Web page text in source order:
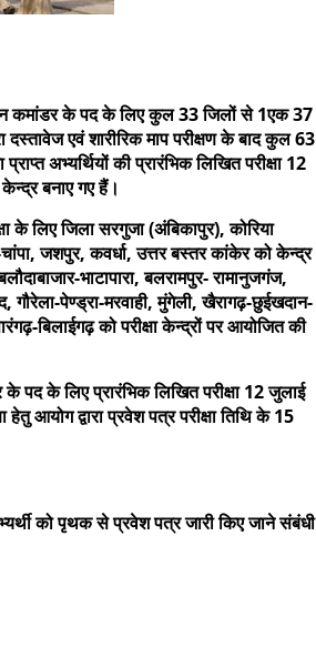
कमांडर के पद के लिए कुल 33 जिलों से 1एक 37
एवं शारीरिक माप परीक्षण के बाद कुल 63
अभ्यर्थियों की प्रारंभिक लिखित परीक्षा 12
बनाए गए हैं।
के लिए जिला सरगुजा (अंबिकापुर), कोरिया
जशपुर, कवर्धा, उत्तर बस्तर कांकेर को केन्द्र
भाटापारा, बलरामपुर- रामानुजगंज,
गौरेला-पेण्ड्रा-मरवाही, मुंगेली, खैरागढ़-छुईखदान-
बिलाईगढ़ को परीक्षा केन्द्रों पर आयोजित की
पद के लिए प्रारंभिक लिखित परीक्षा 12 जुलाई
आयोग द्वारा प्रवेश पत्र परीक्षा तिथि के 15
को पृथक से प्रवेश पत्र जारी किए जाने संबंधी